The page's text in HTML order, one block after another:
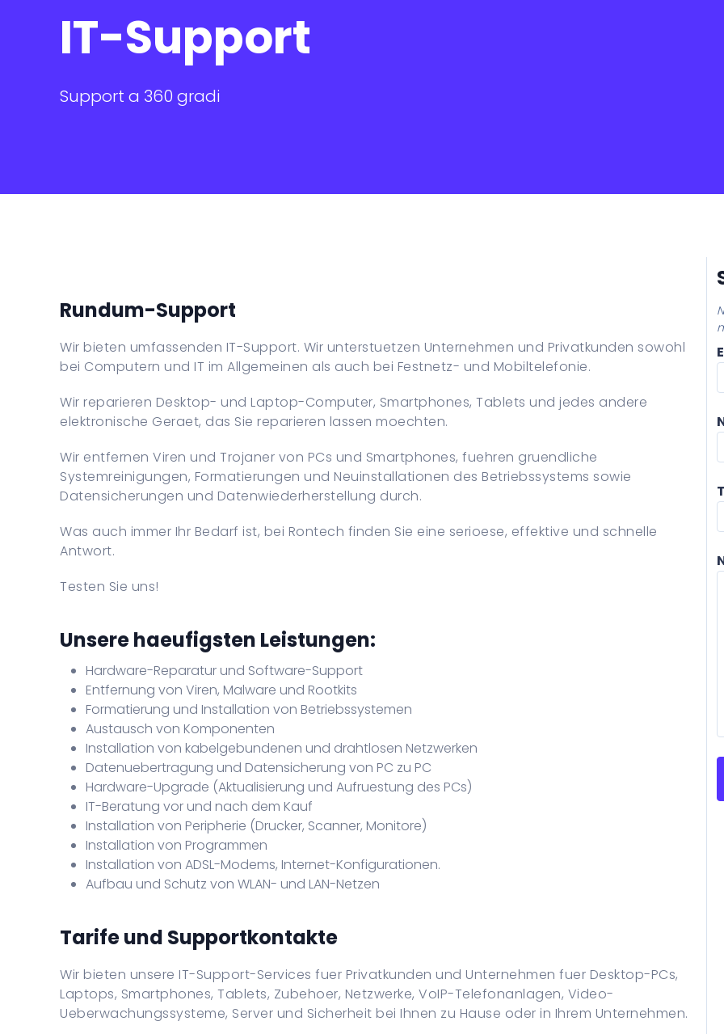
IT-Support
Support a 360 gradi
Rundum-Support
Wir bieten umfassenden IT-Support. Wir unterstuetzen Unternehmen und Privatkunden sowohl
bei Computern und IT im Allgemeinen als auch bei Festnetz- und Mobiltelefonie.
Wir reparieren Desktop- und Laptop-Computer, Smartphones, Tablets und jedes andere
elektronische Geraet, das Sie reparieren lassen moechten.
Wir entfernen Viren und Trojaner von PCs und Smartphones, fuehren gruendliche
Systemreinigungen, Formatierungen und Neuinstallationen des Betriebssystems sowie
Datensicherungen und Datenwiederherstellung durch.
Was auch immer Ihr Bedarf ist, bei Rontech finden Sie eine serioese, effektive und schnelle
Antwort.
Testen Sie uns!
Unsere haeufigsten Leistungen:
Hardware-Reparatur und Software-Support
Entfernung von Viren, Malware und Rootkits
Formatierung und Installation von Betriebssystemen
Austausch von Komponenten
Installation von kabelgebundenen und drahtlosen Netzwerken
Datenuebertragung und Datensicherung von PC zu PC
Hardware-Upgrade (Aktualisierung und Aufruestung des PCs)
IT-Beratung vor und nach dem Kauf
Installation von Peripherie (Drucker, Scanner, Monitore)
Installation von Programmen
Installation von ADSL-Modems, Internet-Konfigurationen.
Aufbau und Schutz von WLAN- und LAN-Netzen
Tarife und Supportkontakte
Wir bieten unsere IT-Support-Services fuer Privatkunden und Unternehmen fuer Desktop-PCs,
Laptops, Smartphones, Tablets, Zubehoer, Netzwerke, VoIP-Telefonanlagen, Video-
Ueberwachungssysteme, Server und Sicherheit bei Ihnen zu Hause oder in Ihrem Unternehmen.